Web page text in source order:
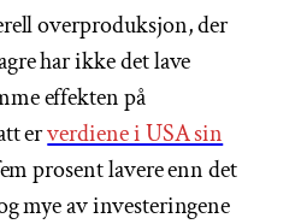
overproduksjon, der
har ikke det lave
effekten på
erverdiene i USA sin
prosent lavere enn det
mye av investeringene